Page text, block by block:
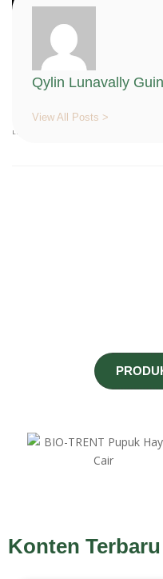
LinkedIn
Qylin Lunavally
View All Posts >
Konten